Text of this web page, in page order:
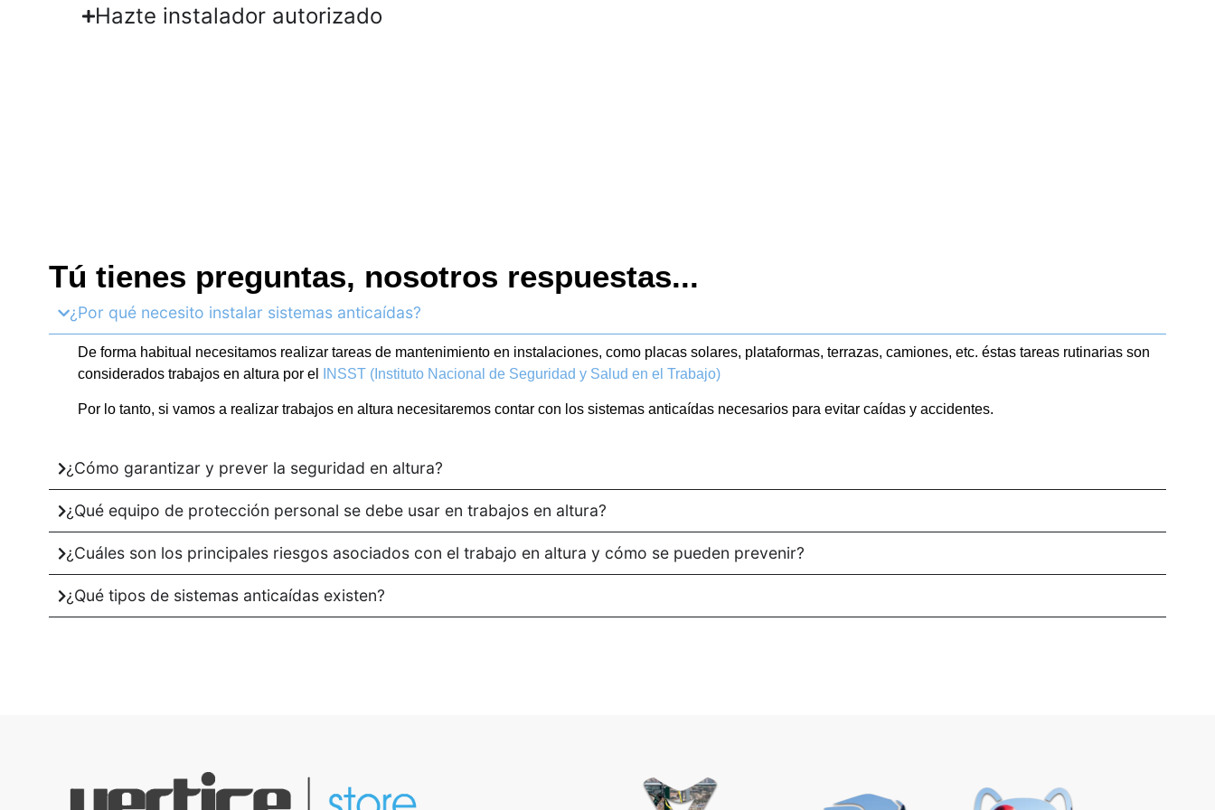
Hazte instalador autorizado
Tú tienes preguntas, nosotros respuestas...
¿Por qué necesito instalar sistemas anticaídas?
De forma habitual necesitamos realizar tareas de mantenimiento en instalaciones, como placas solares, plataformas, terrazas, camiones, etc. éstas tareas rutinarias son
considerados trabajos en altura por el
INSST (Instituto Nacional de Seguridad y Salud en el Trabajo)
Por lo tanto, si vamos a realizar trabajos en altura necesitaremos contar con los sistemas anticaídas necesarios para evitar caídas y accidentes.
¿Cómo garantizar y prever la seguridad en altura?
¿Qué equipo de protección personal se debe usar en trabajos en altura?
¿Cuáles son los principales riesgos asociados con el trabajo en altura y cómo se pueden prevenir?
¿Qué tipos de sistemas anticaídas existen?